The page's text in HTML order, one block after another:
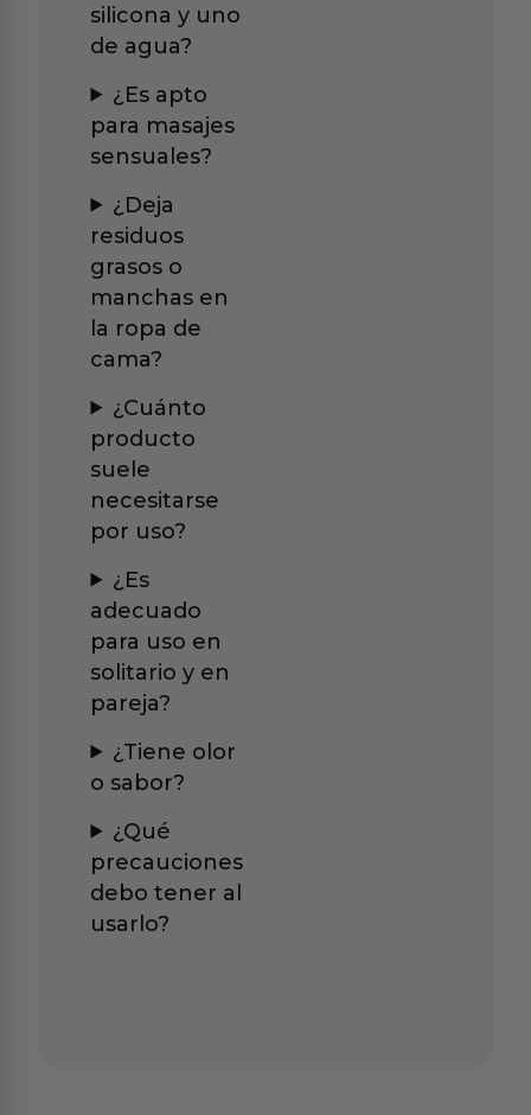
silicona y uno
de agua?
¿Es apto
para masajes
sensuales?
¿Deja
residuos
grasos o
manchas en
la ropa de
cama?
¿Cuánto
producto
suele
necesitarse
por uso?
¿Es
adecuado
para uso en
solitario y en
pareja?
¿Tiene olor
o sabor?
¿Qué
precauciones
debo tener al
usarlo?